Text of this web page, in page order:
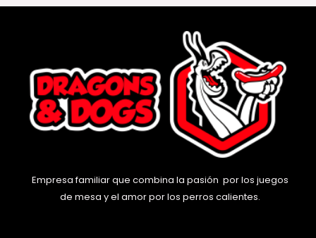
Empresa familiar que combina la pasión por los juegos
de mesa y el amor por los perros calientes.